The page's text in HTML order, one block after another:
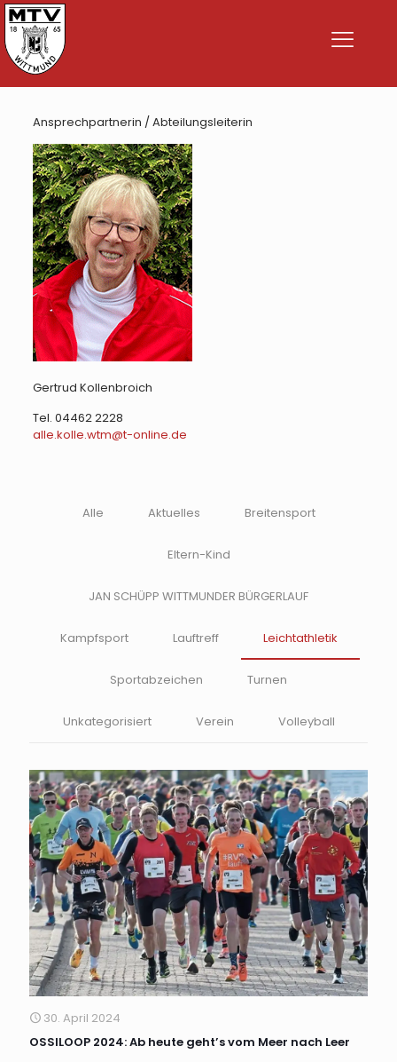
Ansprechpartnerin / Abteilungsleiterin
Gertrud Kollenbroich
Tel. 04462 2228
alle.kolle.wtm@t-online.de
Alle Aktuelles Breitensport
Eltern-Kind
JAN SCHÜPP WITTMUNDER BÜRGERLAUF
Kampfsport Lauftreff Leichtathletik
Sportabzeichen Turnen
Unkategorisiert Verein Volleyball
30. April 2024
OSSILOOP 2024: Ab heute geht’s vom Meer nach Leer